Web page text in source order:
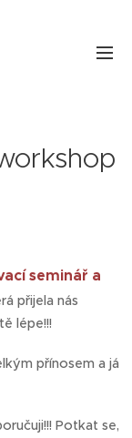
seminář a
přijela nás
lépe!!!
přínosem a já
Potkat se,